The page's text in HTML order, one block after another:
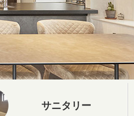
サニタリー